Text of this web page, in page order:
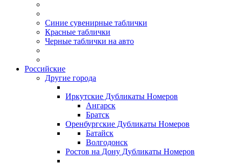
Синие сувенирные таблички
Красные таблички
Черные таблички на авто
Российские
Другие города
Иркутские Дубликаты Номеров
Ангарск
Братск
Оренбургские Дубликаты Номеров
Батайск
Волгодонск
Ростов на Дону Дубликаты Номеров